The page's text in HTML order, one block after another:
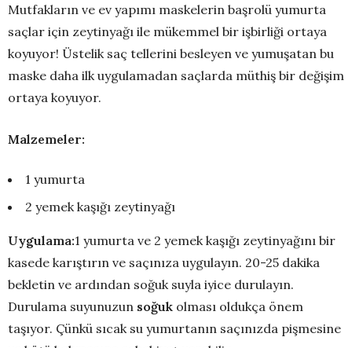
Mutfakların ve ev yapımı maskelerin başrolü yumurta
saçlar için zeytinyağı ile mükemmel bir işbirliği ortaya
koyuyor! Üstelik saç tellerini besleyen ve yumuşatan bu
maske daha ilk uygulamadan saçlarda müthiş bir değişim
ortaya koyuyor.
Malzemeler:
1 yumurta
2 yemek kaşığı zeytinyağı
Uygulama:1 yumurta ve 2 yemek kaşığı zeytinyağını bir
kasede karıştırın ve saçınıza uygulayın. 20-25 dakika
bekletin ve ardından soğuk suyla iyice durulayın.
Durulama suyunuzun soğuk olması oldukça önem
taşıyor. Çünkü sıcak su yumurtanın saçınızda pişmesine